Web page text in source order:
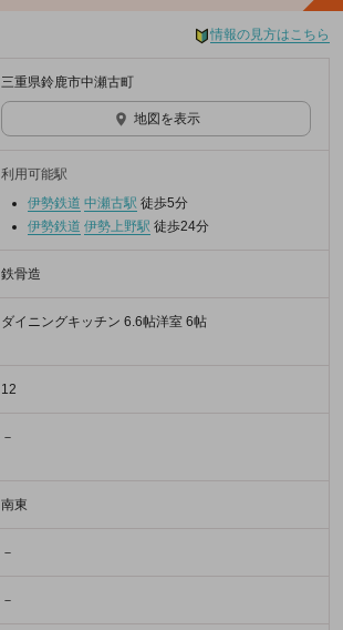
情報の見方はこちら
三重県鈴鹿市中瀬古町
地図を表示
利用可能駅
伊勢鉄道 中瀬古駅 徒歩5分
伊勢鉄道 伊勢上野駅 徒歩24分
鉄骨造
ダイニングキッチン 6.6帖洋室 6帖
12
－
南東
－
－